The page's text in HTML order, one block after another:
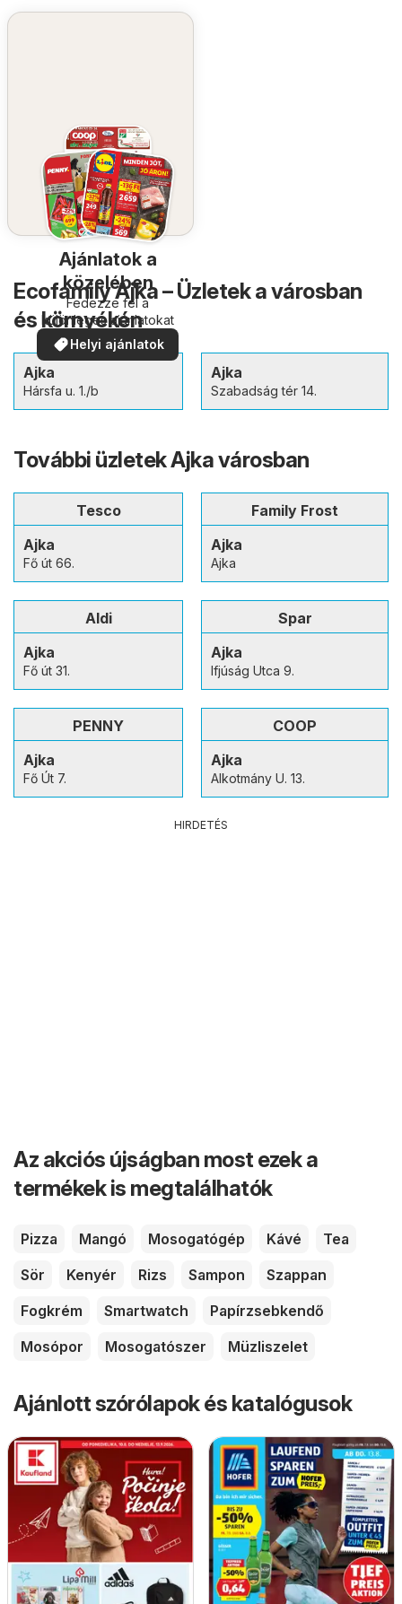
Ajánlatok a
közelében
Fedezze fel a
különleges ajánlatokat
Helyi ajánlatok
Ecofamily Ajka – Üzletek a városban
és környékén
Ajka
Hársfa u. 1./b
Ajka
Szabadság tér 14.
További üzletek Ajka városban
Tesco
Ajka
Fő út 66.
Family Frost
Ajka
Ajka
Aldi
Ajka
Fő út 31.
Spar
Ajka
Ifjúság Utca 9.
PENNY
Ajka
Fő Út 7.
COOP
Ajka
Alkotmány U. 13.
HIRDETÉS
Az akciós újságban most ezek a
termékek is megtalálhatók
Pizza Mangó Mosogatógép Kávé
Tea
Sör
Kenyér Rizs Sampon
Szappan
Fogkrém
Smartwatch
Papírzsebkendő
Mosópor
Mosogatószer Müzliszelet
Ajánlott szórólapok és katalógusok